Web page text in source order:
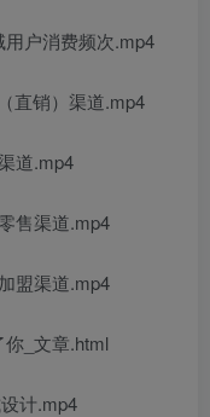
户消费频次.mp4
直销）渠道.mp4
道.mp4
售渠道.mp4
盟渠道.mp4
_文章.html
计.mp4